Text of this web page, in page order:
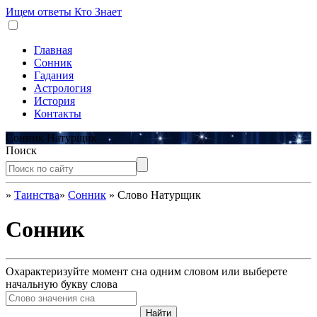
Ищем ответы Кто Знает
Главная
Сонник
Гадания
Астрология
История
Контакты
Сонник Натурщик
Поиск
» Таинства» Сонник » Слово Натурщик
Сонник
Охарактеризуйте момент сна одним словом или выберете
начальную букву слова